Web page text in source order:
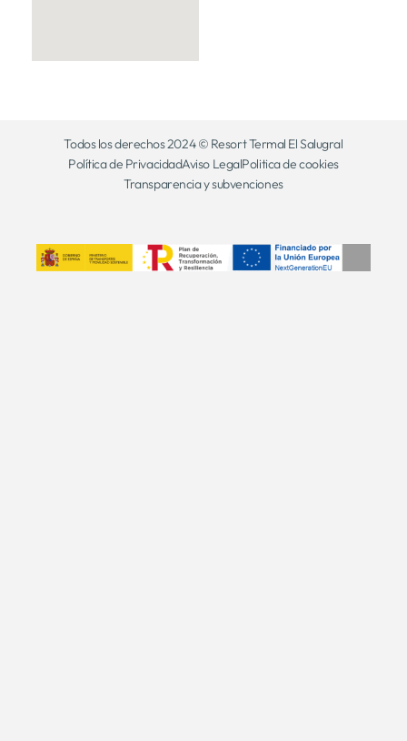
Todos los derechos 2024 © Resort Termal El Salugral
Política de PrivacidadAviso LegalPolitica de cookies
Transparencia y subvenciones